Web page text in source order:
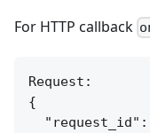
For HTTP callback
Request:
{